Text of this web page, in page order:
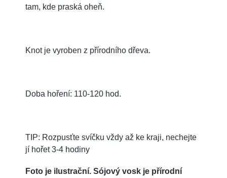
tam, kde praská oheň.
Knot je vyroben z přírodního dřeva.
Doba hoření: 110-120 hod.
TIP: Rozpusťte svíčku vždy až ke kraji, nechejte
jí hořet 3-4 hodiny
Foto je ilustrační. Sójový vosk je přírodní